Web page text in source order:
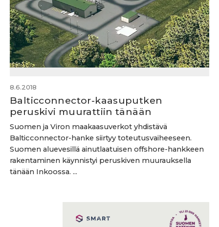
8.6.2018
Balticconnector-kaasuputken
peruskivi muurattiin tänään
Suomen ja Viron maakaasuverkot yhdistävä
Balticconnector-hanke siirtyy toteutusvaiheeseen.
Suomen aluevesillä ainutlaatuisen offshore-hankkeen
rakentaminen käynnistyi peruskiven muurauksella
tänään Inkoossa. ...